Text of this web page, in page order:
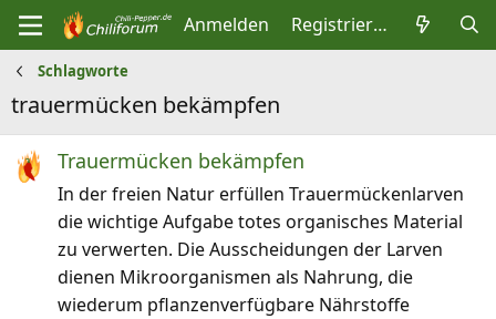
Anmelden Registrieren
Schlagworte
trauermücken bekämpfen
Trauermücken bekämpfen
In der freien Natur erfüllen Trauermückenlarven
die wichtige Aufgabe totes organisches Material
zu verwerten. Die Ausscheidungen der Larven
dienen Mikroorganismen als Nahrung, die
wiederum pflanzenverfügbare Nährstoffe